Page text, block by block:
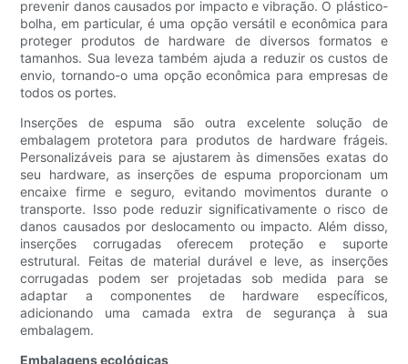
prevenir danos causados ​​por impacto e vibração. O plástico-
bolha, em particular, é uma opção versátil e econômica para
proteger produtos de hardware de diversos formatos e
tamanhos. Sua leveza também ajuda a reduzir os custos de
envio, tornando-o uma opção econômica para empresas de
todos os portes.
Inserções de espuma são outra excelente solução de
embalagem protetora para produtos de hardware frágeis.
Personalizáveis ​​para se ajustarem às dimensões exatas do
seu hardware, as inserções de espuma proporcionam um
encaixe firme e seguro, evitando movimentos durante o
transporte. Isso pode reduzir significativamente o risco de
danos causados ​​por deslocamento ou impacto. Além disso,
inserções corrugadas oferecem proteção e suporte
estrutural. Feitas de material durável e leve, as inserções
corrugadas podem ser projetadas sob medida para se
adaptar a componentes de hardware específicos,
adicionando uma camada extra de segurança à sua
embalagem.
Embalagens ecológicas